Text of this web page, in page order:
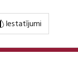
Iestatījumi